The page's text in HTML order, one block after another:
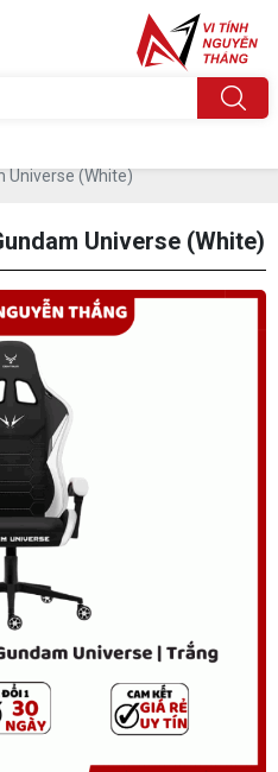
Universe (White)
Universe (White)